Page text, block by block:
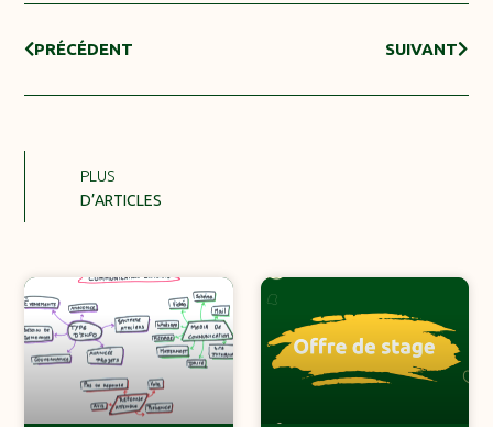
PRÉCÉDENT SUIVANT
PLUS
D’ARTICLES